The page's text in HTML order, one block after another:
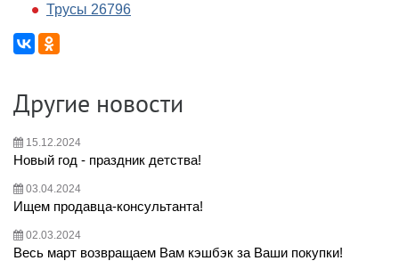
Трусы 26796
Другие новости
15.12.2024
Новый год - праздник детства!
03.04.2024
Ищем продавца-консультанта!
02.03.2024
Весь март возвращаем Вам кэшбэк за Ваши покупки!